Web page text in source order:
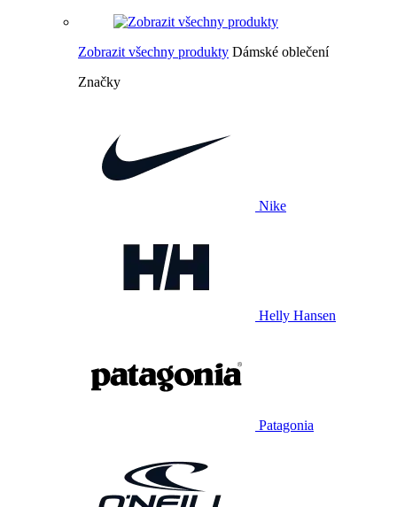
Zobrazit všechny produkty Dámské oblečení
Značky
Nike
Helly Hansen
Patagonia